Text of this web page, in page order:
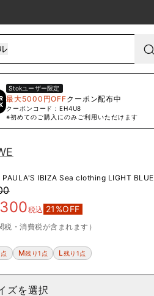
Stokユーザー限定
最大5000円OFFクーポン配布中
クーポンコード： EH4U8
※初めてのご購入にのみご利用いただけます
PAULA'S IBIZA Sea clothing LIGHT BLUE
税込 21 %OFF
税・消費税が含まれます）
M残り1点 L残り1点
ズを選択